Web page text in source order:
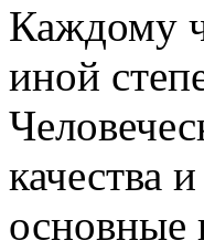
Каждому
иной
качества
основные